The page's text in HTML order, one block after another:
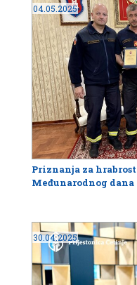
04.05.2025
Priznanja za
Međunarodnog dana
30.04.2025